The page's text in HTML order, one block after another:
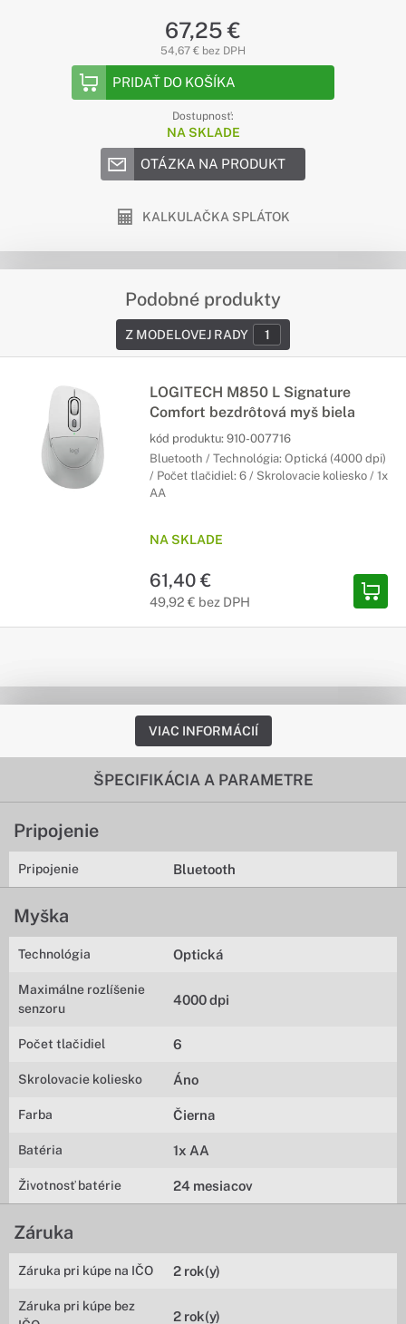
67,25 €
54,67 € bez DPH
PRIDAŤ DO KOŠÍKA
Dostupnosť:
NA SKLADE
OTÁZKA NA PRODUKT
KALKULAČKA SPLÁTOK
Podobné produkty
Z MODELOVEJ RADY 1
LOGITECH M850 L Signature
Comfort bezdrôtová myš biela
kód produktu: 910-007716
Bluetooth / Technológia: Optická (4000 dpi)
/ Počet tlačidiel: 6 / Skrolovacie koliesko / 1x
AA
NA SKLADE
61,40 €
49,92 € bez DPH
VIAC INFORMÁCIÍ
ŠPECIFIKÁCIA A PARAMETRE
Pripojenie
Pripojenie Bluetooth
Myška
Technológia Optická
Maximálne rozlíšenie
senzoru
4000 dpi
Počet tlačidiel 6
Skrolovacie koliesko Áno
Farba Čierna
Batéria 1x AA
Životnosť batérie 24 mesiacov
Záruka
Záruka pri kúpe na IČO 2 rok(y)
Záruka pri kúpe bez
2 rok(y)